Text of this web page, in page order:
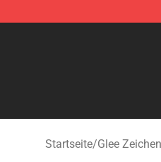
Glee Store - Official
Startseite/Glee Zeichen